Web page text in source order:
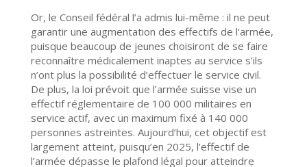
Or, le Conseil fédéral l’a admis lui-même : il ne peut
garantir une augmentation des effectifs de l’armée,
puisque beaucoup de jeunes choisiront de se faire
reconnaître médicalement inaptes au service s’ils
n’ont plus la possibilité d’effectuer le service civil.
De plus, la loi prévoit que l’armée suisse vise un
effectif réglementaire de 100 000 militaires en
service actif, avec un maximum fixé à 140 000
personnes astreintes. Aujourd’hui, cet objectif est
largement atteint, puisqu’en 2025, l’effectif de
l’armée dépasse le plafond légal pour atteindre